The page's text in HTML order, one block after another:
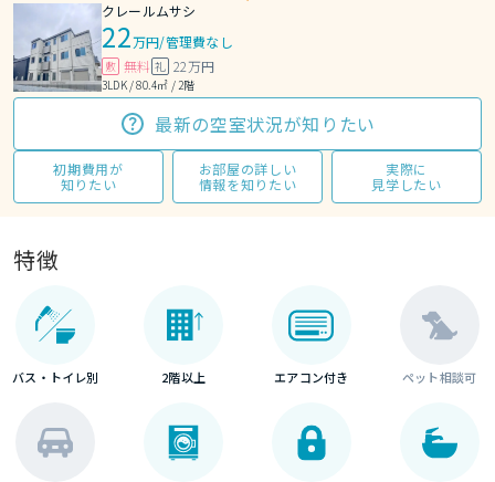
クレールムサシ
22万円/管理費なし
敷 無料 礼 22万円
3LDK / 80.4㎡ / 2階
最新の空室状況が知りたい
初期費用が
知りたい
お部屋の詳しい
情報を知りたい
実際に
見学したい
特徴
バス・トイレ別 2階以上 エアコン付き ペット相談可